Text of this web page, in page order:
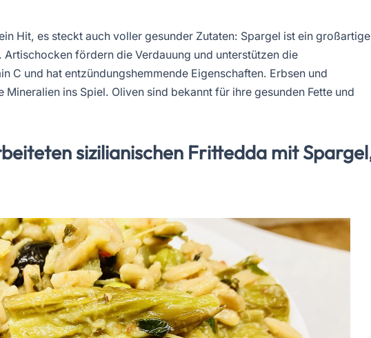
Hit, es steckt auch voller gesunder Zutaten: Spargel ist ein
Artischocken fördern die Verdauung und unterstützen die
C und hat entzündungshemmende Eigenschaften. Erbsen und
ins Spiel. Oliven sind bekannt für ihre gesunden Fette und
sizilianischen Frittedda mit